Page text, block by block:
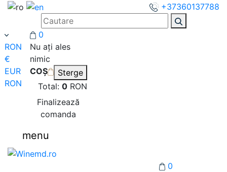
+37360137788
RON
€
EUR
RON
0
Nu ați ales
nimic
COȘ
Sterge
Total: 0RON
Finalizează
comanda
menu
0